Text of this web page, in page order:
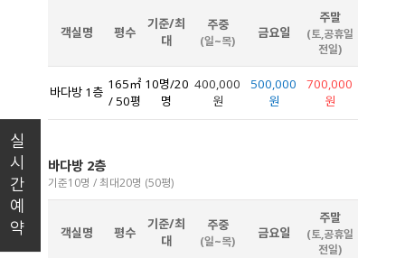
객실명 평수
기준/최
대
주중
(일~목)
금요일
주말
(토,공휴일
전일)
바다방 1층 165㎡
/ 50평
10명/20
명
400,000
원
500,000
원
700,000
원
바다방 2층
기준10명 / 최대20명 (50평)
객실명 평수
기준/최
대
주중
(일~목)
금요일
주말
(토,공휴일
전일)
실시간예약